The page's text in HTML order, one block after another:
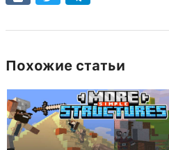
Похожие статьи